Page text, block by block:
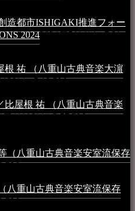
造都市ISHIGAKI推進フォー
20242024年5月4日 - 7:21
根 祐 （八重山古典音楽大濵
20日 - 5:19 PM
比屋根 祐 （八重山古典音楽
年4月16日 - 3:57 PM
（八重山古典音楽安室流保存
PM
八重山古典音楽安室流保存
PM